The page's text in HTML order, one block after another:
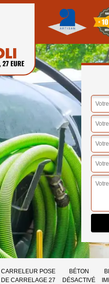
CARRELEUR POSE
DE CARRELAGE 27
BÉTON
DÉSACTIVÉ